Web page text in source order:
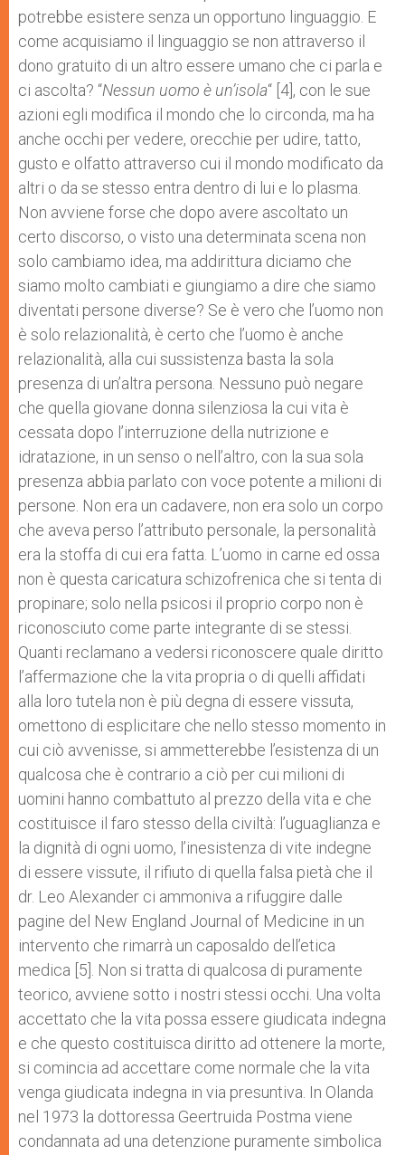
potrebbe esistere senza un opportuno linguaggio. E
come acquisiamo il linguaggio se non attraverso il
dono gratuito di un altro essere umano che ci parla e
ci ascolta? “Nessun uomo è un’isola“ [4], con le sue
azioni egli modifica il mondo che lo circonda, ma ha
anche occhi per vedere, orecchie per udire, tatto,
gusto e olfatto attraverso cui il mondo modificato da
altri o da se stesso entra dentro di lui e lo plasma.
Non avviene forse che dopo avere ascoltato un
certo discorso, o visto una determinata scena non
solo cambiamo idea, ma addirittura diciamo che
siamo molto cambiati e giungiamo a dire che siamo
diventati persone diverse? Se è vero che l’uomo non
è solo relazionalità, è certo che l’uomo è anche
relazionalità, alla cui sussistenza basta la sola
presenza di un’altra persona. Nessuno può negare
che quella giovane donna silenziosa la cui vita è
cessata dopo l’interruzione della nutrizione e
idratazione, in un senso o nell’altro, con la sua sola
presenza abbia parlato con voce potente a milioni di
persone. Non era un cadavere, non era solo un corpo
che aveva perso l’attributo personale, la personalità
era la stoffa di cui era fatta. L’uomo in carne ed ossa
non è questa caricatura schizofrenica che si tenta di
propinare; solo nella psicosi il proprio corpo non è
riconosciuto come parte integrante di se stessi.
Quanti reclamano a vedersi riconoscere quale diritto
l’affermazione che la vita propria o di quelli affidati
alla loro tutela non è più degna di essere vissuta,
omettono di esplicitare che nello stesso momento in
cui ciò avvenisse, si ammetterebbe l’esistenza di un
qualcosa che è contrario a ciò per cui milioni di
uomini hanno combattuto al prezzo della vita e che
costituisce il faro stesso della civiltà: l’uguaglianza e
la dignità di ogni uomo, l’inesistenza di vite indegne
di essere vissute, il rifiuto di quella falsa pietà che il
dr. Leo Alexander ci ammoniva a rifuggire dalle
pagine del New England Journal of Medicine in un
intervento che rimarrà un caposaldo dell’etica
medica [5]. Non si tratta di qualcosa di puramente
teorico, avviene sotto i nostri stessi occhi. Una volta
accettato che la vita possa essere giudicata indegna
e che questo costituisca diritto ad ottenere la morte,
si comincia ad accettare come normale che la vita
venga giudicata indegna in via presuntiva. In Olanda
nel 1973 la dottoressa Geertruida Postma viene
condannata ad una detenzione puramente simbolica